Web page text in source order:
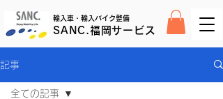
SANC.福岡サービス
輸入車・輸入バイク整備
記事
全ての記事